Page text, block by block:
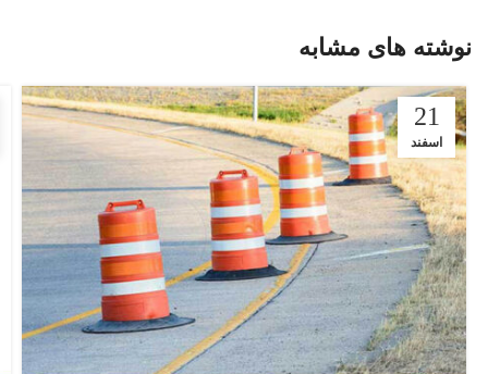
نوشته های مشابه
21
اسفند